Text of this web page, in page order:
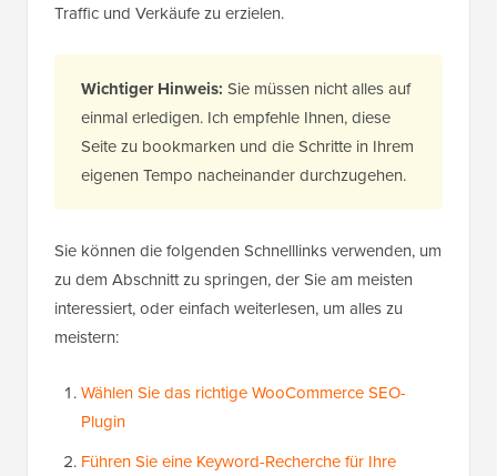
Traffic und Verkäufe zu erzielen.
Wichtiger Hinweis: Sie müssen nicht alles auf
einmal erledigen. Ich empfehle Ihnen, diese
Seite zu bookmarken und die Schritte in Ihrem
eigenen Tempo nacheinander durchzugehen.
Sie können die folgenden Schnelllinks verwenden, um
zu dem Abschnitt zu springen, der Sie am meisten
interessiert, oder einfach weiterlesen, um alles zu
meistern:
Wählen Sie das richtige WooCommerce SEO-
Plugin
Führen Sie eine Keyword-Recherche für Ihre